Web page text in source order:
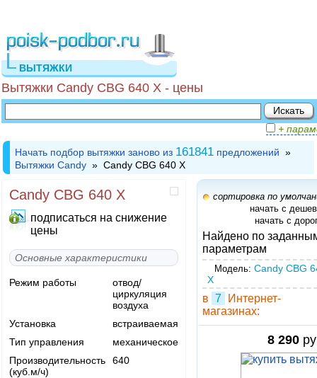
ВЫТЯЖКИ
Вытяжки Candy CBG 640 X - цены
+
Начать подбор вытяжки заново из 161841 предложений »
Вытяжки Candy » Candy CBG 640 X
Candy CBG 640 X
подписаться на снижение
цены
Основные характеристики
Режим работы
отвод/
циркуляция
воздуха
Установка
встраиваемая
Тип управления
механическое
Производительность
(куб.м/ч)
640
сортировка по
начать с
начать с
Найдено по
параметрам
Модель: Candy CBG
X
в 7
Интернет-
магазинах:
8 290